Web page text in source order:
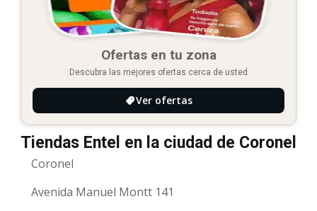
Ofertas en tu zona
Descubra las mejores ofertas cerca de usted
Ver ofertas
Tiendas Entel en la ciudad de Coronel
Coronel
Avenida Manuel Montt 141